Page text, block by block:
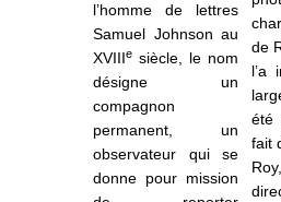
l’homme de lettres
Samuel Johnson au
XVIIIe siècle, le nom
désigne un
compagnon
permanent, un
observateur qui se
donne pour mission
de
l’a
été
fait